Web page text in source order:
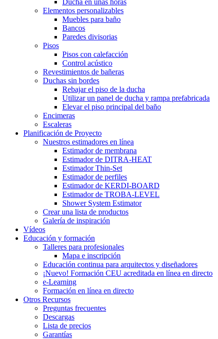
Ducha en unas horas
Elementos personalizables
Muebles para baño
Bancos
Paredes divisorias
Pisos
Pisos con calefacción
Control acústico
Revestimientos de bañeras
Duchas sin bordes
Rebajar el piso de la ducha
Utilizar un panel de ducha y rampa prefabricada
Elevar el piso principal del baño
Encimeras
Escaleras
Planificación de Proyecto
Nuestros estimadores en línea
Estimador de membrana
Estimador de DITRA-HEAT
Estimador Thin-Set
Estimador de perfiles
Estimador de KERDI-BOARD
Estimador de TROBA-LEVEL
Shower System Estimator
Crear una lista de productos
Galería de inspiración
Vídeos
Educación y formación
Talleres para profesionales
Mapa e inscripción
Educación continua para arquitectos y diseñadores
¡Nuevo! Formación CEU acreditada en línea en directo
e-Learning
Formación en línea en directo
Otros Recursos
Preguntas frecuentes
Descargas
Lista de precios
Garantías